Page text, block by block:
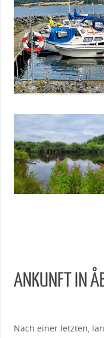
ANKUNFT IN
Nach einer letzten,